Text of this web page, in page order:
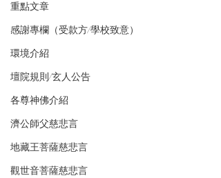
重點文章
感謝專欄（受款方/學校致意）
環境介紹
壇院規則/玄人公告
各尊神佛介紹
濟公師父慈悲言
地藏王菩薩慈悲言
觀世音菩薩慈悲言